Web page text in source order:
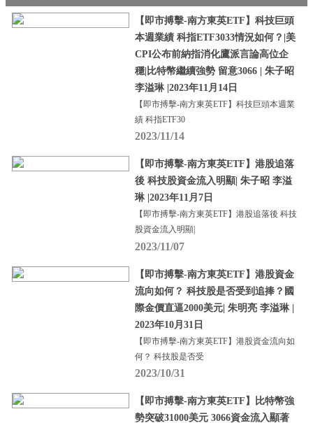
【即市搏擊-南方東英ETF】科技巨頭
本週業績 科指ETF3033情況如何？|美
CPI公布前納指消化鷹派言論高位企
穩|比特幣繼續強勢 留意3066 | 朱子昭
李溢琳 |2023年11月14日
【即市搏擊-南方東英ETF】科技巨頭本週業
績 科指ETF30
2023/11/14
【即市搏擊-南方東英ETF】港股追落
後 科技股資金流入明顯| 朱子昭 李溢
琳 |2023年11月7日
【即市搏擊-南方東英ETF】港股追落後 科技
股資金流入明顯|
2023/11/07
【即市搏擊-南方東英ETF】港股資金
流向如何？ 科技股是否受到追捧？國
際金價直逼2000美元| 朱明亮 李溢琳 |
2023年10月31日
【即市搏擊-南方東英ETF】港股資金流向如
何？ 科技股是否受
2023/10/31
【即市搏擊-南方東英ETF】比特幣強
勢突破31000美元 3066資金流入顯著